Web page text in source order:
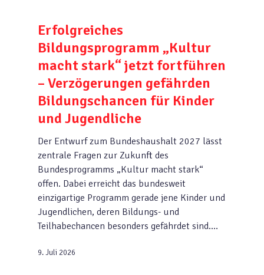
Erfolgreiches
Bildungsprogramm „Kultur
macht stark“ jetzt fortführen
– Verzögerungen gefährden
Bildungschancen für Kinder
und Jugendliche
Der Entwurf zum Bundeshaushalt 2027 lässt
zentrale Fragen zur Zukunft des
Bundesprogramms „Kultur macht stark“
offen. Dabei erreicht das bundesweit
einzigartige Programm gerade jene Kinder und
Jugendlichen, deren Bildungs- und
Teilhabechancen besonders gefährdet sind.…
9. Juli 2026